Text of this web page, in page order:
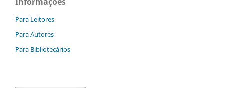
Para Leitores
Para Autores
Para Bibliotecários